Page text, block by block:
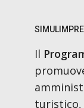
Il
turistico,